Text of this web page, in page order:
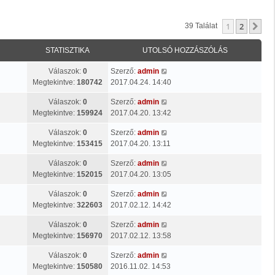
39 Találat 1 2
STATISZTIKA UTOLSÓ HOZZÁSZÓLÁS
Válaszok: 0
Megtekintve: 180742
Szerző: admin
2017.04.24. 14:40
Válaszok: 0
Megtekintve: 159924
Szerző: admin
2017.04.20. 13:42
Válaszok: 0
Megtekintve: 153415
Szerző: admin
2017.04.20. 13:11
Válaszok: 0
Megtekintve: 152015
Szerző: admin
2017.04.20. 13:05
Válaszok: 0
Megtekintve: 322603
Szerző: admin
2017.02.12. 14:42
Válaszok: 0
Megtekintve: 156970
Szerző: admin
2017.02.12. 13:58
Válaszok: 0
Megtekintve: 150580
Szerző: admin
2016.11.02. 14:53